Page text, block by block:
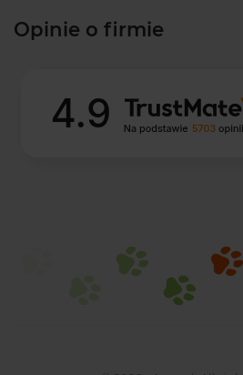
Opinie o firmie